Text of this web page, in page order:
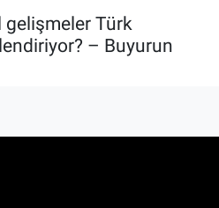
gelişmeler Türk
– Buyurun